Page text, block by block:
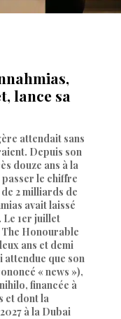
lance sa
attendait sans
Depuis son
douze ans à la
le chiffre
2 milliards de
avait laissé
Le 1er juillet
Honourable
ans et demi
attendue que son
« news »),
financée à
et dont la
à la Dubai